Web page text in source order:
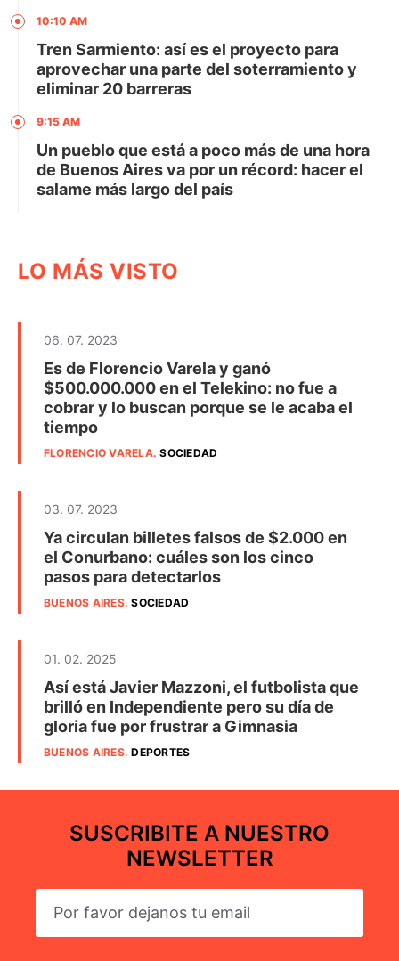
10:10 AM
Tren Sarmiento: así es el proyecto para
aprovechar una parte del soterramiento y
eliminar 20 barreras
9:15 AM
Un pueblo que está a poco más de una hora
de Buenos Aires va por un récord: hacer el
salame más largo del país
LO MÁS VISTO
06. 07. 2023
Es de Florencio Varela y ganó
$500.000.000 en el Telekino: no fue a
cobrar y lo buscan porque se le acaba el
tiempo
FLORENCIO VARELA.SOCIEDAD
03. 07. 2023
Ya circulan billetes falsos de $2.000 en
el Conurbano: cuáles son los cinco
pasos para detectarlos
BUENOS AIRES.SOCIEDAD
01. 02. 2025
Así está Javier Mazzoni, el futbolista que
brilló en Independiente pero su día de
gloria fue por frustrar a Gimnasia
BUENOS AIRES.DEPORTES
SUSCRIBITE A NUESTRO
NEWSLETTER